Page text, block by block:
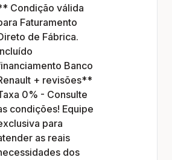
Condição válida
Faturamento
de Fábrica.
Banco
+ revisões**
0% - Consulte
condições! Equipe
para
as reais
dos